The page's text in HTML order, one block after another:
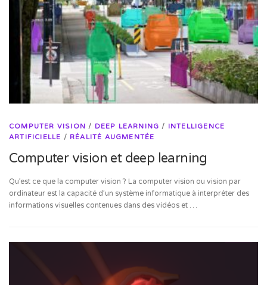
COMPUTER VISION / DEEP LEARNING / INTELLIGENCE
ARTIFICIELLE / RÉALITÉ AUGMENTÉE
Computer vision et deep learning
Qu’est ce que la computer vision ? La computer vision ou vision par
ordinateur est la capacité d’un système informatique à interpréter des
informations visuelles contenues dans des vidéos et …